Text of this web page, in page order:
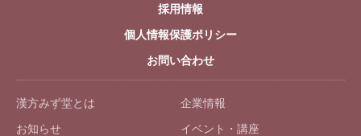
採用情報
個人情報保護ポリシー
お問い合わせ
漢方みず堂とは 企業情報
お知らせ イベント・講座